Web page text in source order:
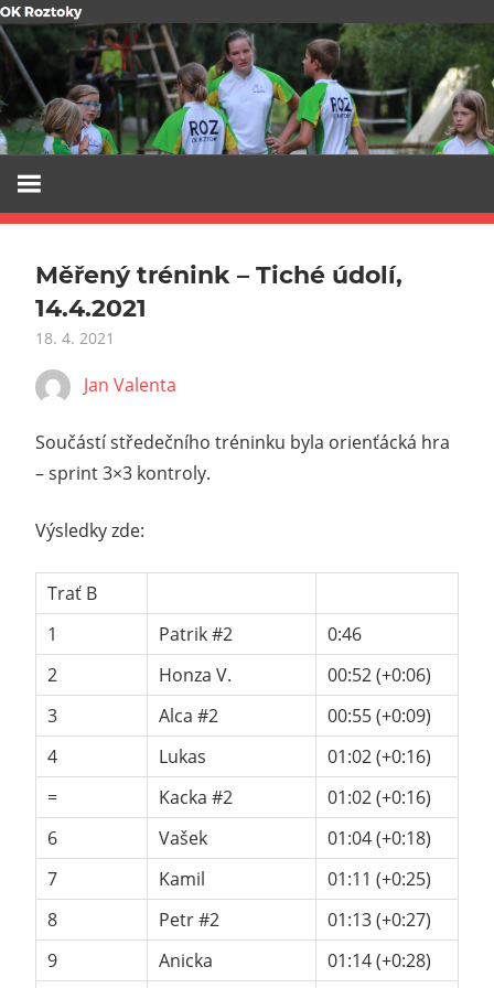
Skip
to
content
Měřený trénink – Tiché údolí,
14.4.2021
18. 4. 2021
Jan Valenta
Součástí středečního tréninku byla orienťácká hra
– sprint 3×3 kontroly.
Výsledky zde:
Trať B
1
Patrik #2
0:46
2
Honza V.
00:52 (+0:06)
3
Alca #2
00:55 (+0:09)
4
Lukas
01:02 (+0:16)
=
Kacka #2
01:02 (+0:16)
6
Vašek
01:04 (+0:18)
7
Kamil
01:11 (+0:25)
8
Petr #2
01:13 (+0:27)
9
Anicka 01:14 (+0:28)